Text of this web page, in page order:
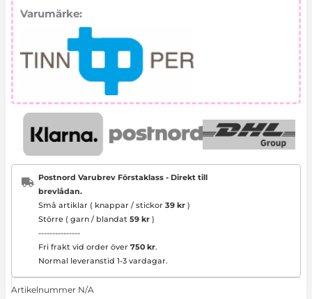
Varumärke:
Postnord Varubrev Förstaklass - Direkt till
brevlådan.
Små artiklar ( knappar / stickor 39 kr )
Större ( garn / blandat 59 kr )
---------------
Fri frakt vid order över 750 kr.
Normal leveranstid 1-3 vardagar.
Artikelnummer N/A